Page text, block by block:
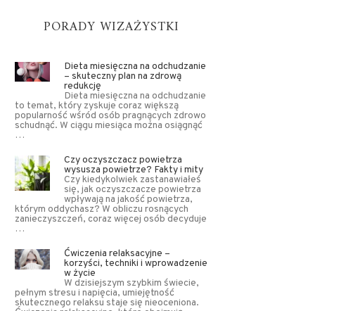
PORADY WIZAŻYSTKI
Dieta miesięczna na odchudzanie
– skuteczny plan na zdrową
redukcję
Dieta miesięczna na odchudzanie
to temat, który zyskuje coraz większą
popularność wśród osób pragnących zdrowo
schudnąć. W ciągu miesiąca można osiągnąć
…
Czy oczyszczacz powietrza
wysusza powietrze? Fakty i mity
Czy kiedykolwiek zastanawiałeś
się, jak oczyszczacze powietrza
wpływają na jakość powietrza,
którym oddychasz? W obliczu rosnących
zanieczyszczeń, coraz więcej osób decyduje
…
Ćwiczenia relaksacyjne –
korzyści, techniki i wprowadzenie
w życie
W dzisiejszym szybkim świecie,
pełnym stresu i napięcia, umiejętność
skutecznego relaksu staje się nieoceniona.